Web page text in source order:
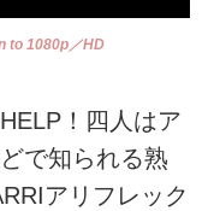
to 1080p／HD
！四人はア
で知られる熟
アリフレック